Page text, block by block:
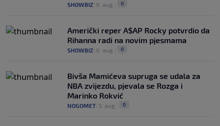
SHOWBIZ 6. aug. 0
Američki reper A$AP Rocky potvrdio da
Rihanna radi na novim pjesmama
SHOWBIZ 6. aug. 0
Bivša Mamićeva supruga se udala za
NBA zvijezdu, pjevala se Rozga i
Marinko Rokvić
NOGOMET 5. aug. 0